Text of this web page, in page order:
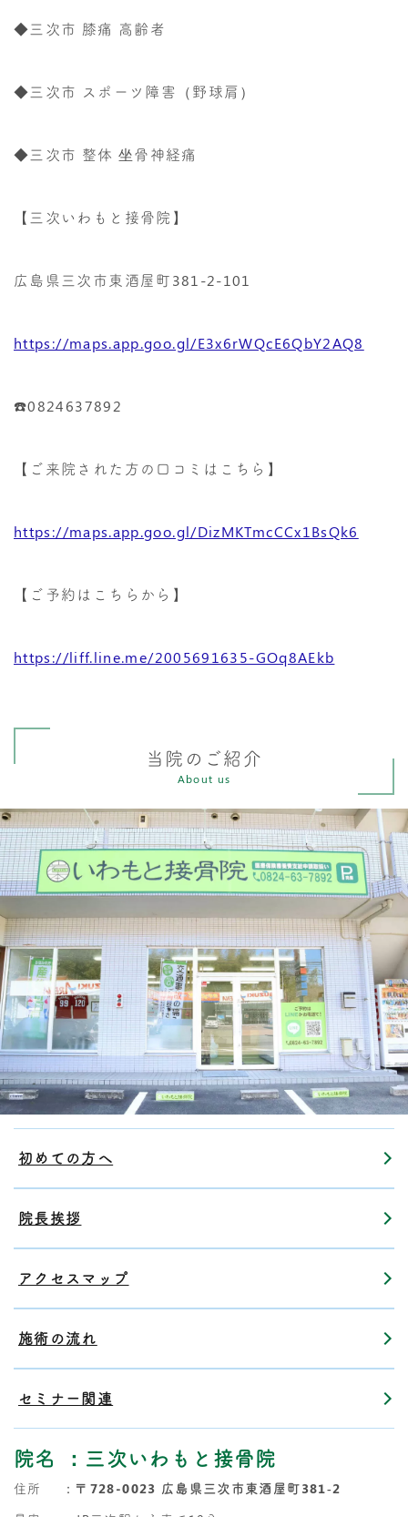
◆三次市 膝痛 高齢者
◆三次市 スポーツ障害（野球肩）
◆三次市 整体 坐骨神経痛
【三次いわもと接骨院】
広島県三次市東酒屋町381-2-101
https://maps.app.goo.gl/E3x6rWQcE6QbY2AQ8
☎️0824637892
【ご来院された方の口コミはこちら】
https://maps.app.goo.gl/DizMKTmcCCx1BsQk6
【ご予約はこちらから】
https://liff.line.me/2005691635-GOq8AEkb
当院のご紹介
About us
初めての方へ
院長挨拶
アクセスマップ
施術の流れ
セミナー関連
院名 ：三次いわもと接骨院
住所 ： 〒728-0023 広島県三次市東酒屋町381‐2